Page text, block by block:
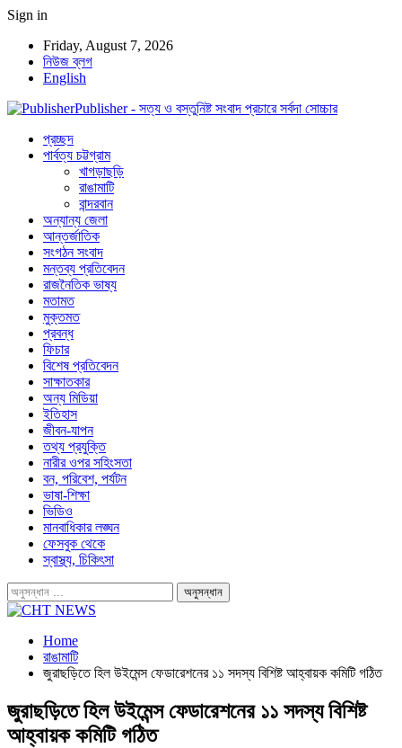
Sign in
Friday, August 7, 2026
নিউজ ব্লগ
English
Publisher - সত্য ও বস্তুনিষ্ট সংবাদ প্রচারে সর্বদা সোচ্চার
প্রচ্ছদ
পার্বত্য চট্টগ্রাম
খাগড়াছড়ি
রাঙামাটি
বান্দরবান
অন্যান্য জেলা
আন্তর্জাতিক
সংগঠন সংবাদ
মন্তব্য প্রতিবেদন
রাজনৈতিক ভাষ্য
মতামত
মুক্তমত
প্রবন্ধ
ফিচার
বিশেষ প্রতিবেদন
সাক্ষাতকার
অন্য মিডিয়া
ইতিহাস
জীবন-যাপন
তথ্য প্রযুক্তি
নারীর ওপর সহিংসতা
বন, পরিবেশ, পর্যটন
ভাষা-শিক্ষা
ভিডিও
মানবাধিকার লঙ্ঘন
ফেসবুক থেকে
স্বাস্থ্য, চিকিৎসা
Home
রাঙামাটি
জুরাছড়িতে হিল উইমেন্স ফেডারেশনের ১১ সদস্য বিশিষ্ট আহ্বায়ক কমিটি গঠিত
জুরাছড়িতে হিল উইমেন্স ফেডারেশনের ১১ সদস্য বিশিষ্ট
আহ্বায়ক কমিটি গঠিত